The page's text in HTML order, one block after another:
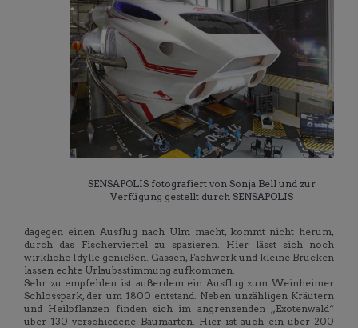
SENSAPOLIS fotografiert von Sonja Bell und zur
Verfügung gestellt durch SENSAPOLIS
dagegen einen Ausflug nach Ulm macht, kommt nicht herum,
durch das Fischerviertel zu spazieren. Hier lässt sich noch
wirkliche Idylle genießen. Gassen, Fachwerk und kleine Brücken
lassen echte Urlaubsstimmung aufkommen.
Sehr zu empfehlen ist außerdem ein Ausflug zum Weinheimer
Schlosspark, der um 1800 entstand. Neben unzähligen Kräutern
und Heilpflanzen finden sich im angrenzenden „Exotenwald“
über 130 verschiedene Baumarten. Hier ist auch ein über 200